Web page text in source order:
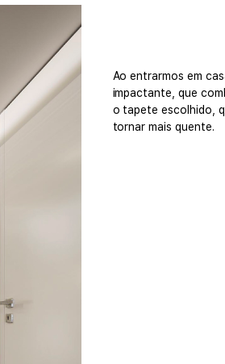
Ao entrarmos em
impactante, que
o tapete escolhido,
tornar mais quente.